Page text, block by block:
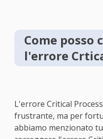
Come posso
l'errore
L'errore Critical
frustrante, ma per
abbiamo menzionato